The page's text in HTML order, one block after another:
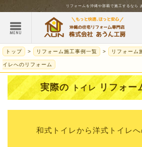
リフォームを 沖縄や那覇で施工するなら
トップ リフォーム施工事例一覧 リフォーム
イレへのリフォーム
実際の トイレリフォー
和式トイレから洋式トイレ